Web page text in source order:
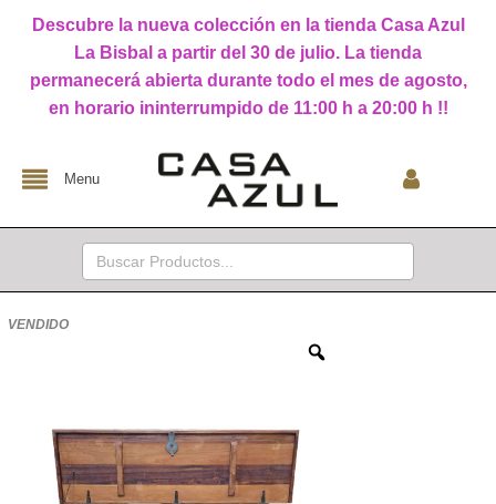
Descubre la nueva colección en la tienda Casa Azul
La Bisbal a partir del 30 de julio. La tienda
permanecerá abierta durante todo el mes de agosto,
en horario ininterrumpido de 11:00 h a 20:00 h !!
Menu
Buscar:
VENDIDO